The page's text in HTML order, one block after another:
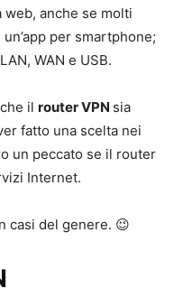
web, anche se molti
per smartphone;
WAN e USB.
il router VPN sia
fatto una scelta nei
un peccato se il router
Internet.
casi del genere. 😉